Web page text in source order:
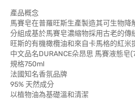
產品概念
馬賽皂在普羅旺斯生產製造其可生物降
分組成基於馬賽皂濃縮物採用古老的傳
旺斯的有機橄欖油和來自卡馬格的紅米
中文品名DURANCE朵昂思 馬賽液態
規格750ml
法國知名香氛品牌
95% 天然成分
以植物油為基礎溫和清潔